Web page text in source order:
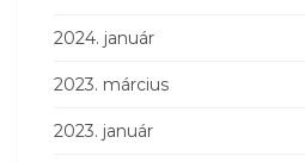
2024. január
2023. március
2023. január